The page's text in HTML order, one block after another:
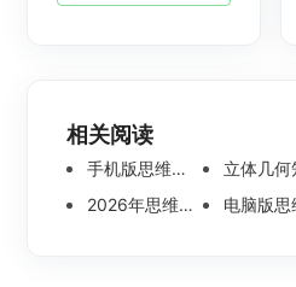
相关阅读
手机版思维导图软件哪个好 使用教程分享 立体几何知识点思维导图模板分享 思维导
2026年思维导图软件哪个好 最新免费思维导图软件测评
电脑版思维导图软件哪个好？可离线编辑的思维导